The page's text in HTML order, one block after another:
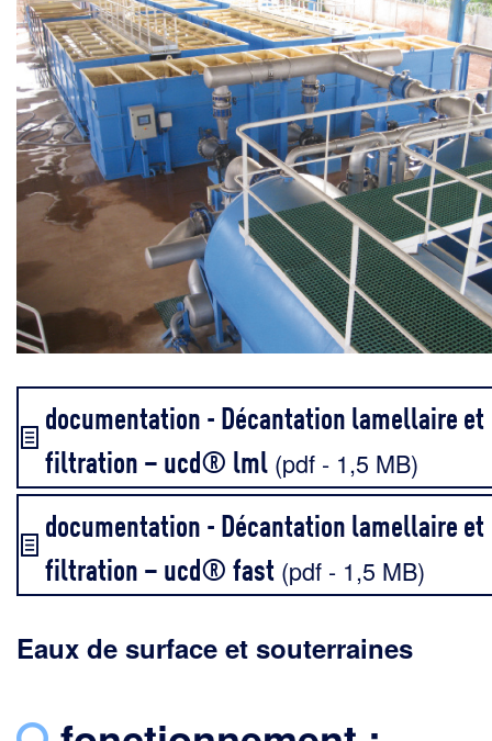
documentation - Décantation lamellaire et
filtration – ucd® lml (pdf - 1,5 MB)
documentation - Décantation lamellaire et
filtration – ucd® fast (pdf - 1,5 MB)
Eaux de surface et souterraines